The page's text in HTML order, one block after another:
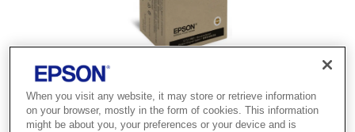
When you visit any website, it may store or retrieve information
on your browser, mostly in the form of cookies. This information
might be about you, your preferences or your device and is